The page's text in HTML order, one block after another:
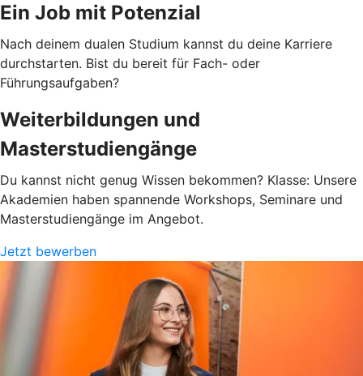
Ein Job mit Potenzial
Nach deinem dualen Studium kannst du deine Karriere
durchstarten. Bist du bereit für Fach- oder
Führungsaufgaben?
Weiterbildungen und
Masterstudiengänge
Du kannst nicht genug Wissen bekommen? Klasse: Unsere
Akademien haben spannende Workshops, Seminare und
Masterstudiengänge im Angebot.
Jetzt bewerben